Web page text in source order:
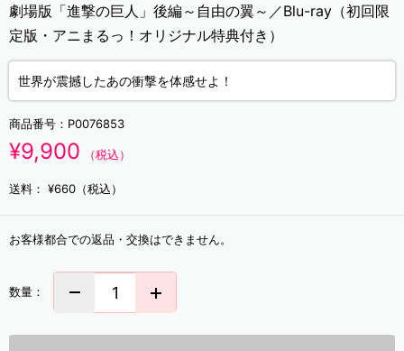
劇場版「進撃の巨人」後編～自由の翼～／Blu-ray（初回限
定版・アニまるっ！オリジナル特典付き）
世界が震撼したあの衝撃を体感せよ！
商品番号： P0076853
¥9,900 （税込）
送料： ¥660（税込）
お客様都合での返品・交換はできません。
数量：